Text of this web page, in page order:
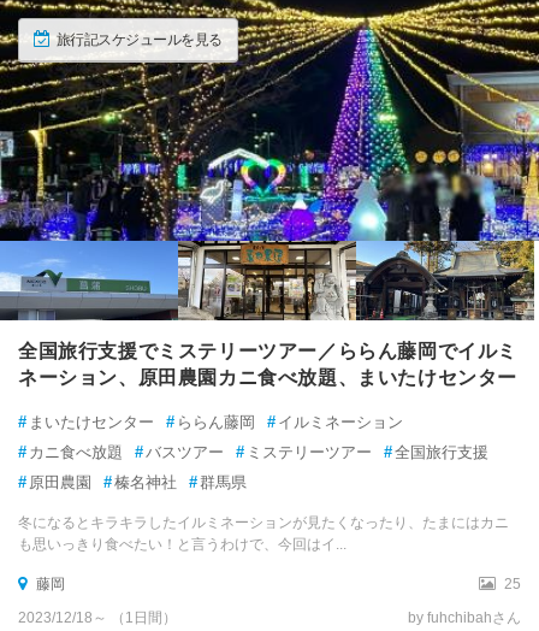
旅行記スケジュールを見る
全国旅行支援でミステリーツアー／ららん藤岡でイルミ
ネーション、原田農園カニ食べ放題、まいたけセンター
# まいたけセンター # ららん藤岡 # イルミネーション
# カニ食べ放題 # バスツアー # ミステリーツアー #全国旅行支援
# 原田農園 #榛名神社 #群馬県
冬になるとキラキラしたイルミネーションが見たくなったり、たまにはカニ
も思いっきり食べたい！と言うわけで、今回はイ...
藤岡
25
2023/12/18～ （1日間）
by fuhchibahさん